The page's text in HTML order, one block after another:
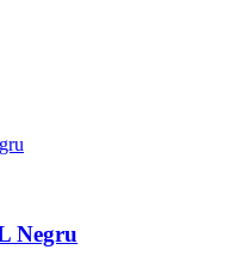
Negru